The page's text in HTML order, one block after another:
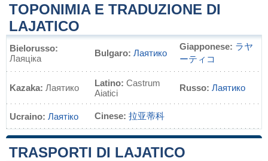
TOPONIMIA E TRADUZIONE DI
LAJATICO
Bielorusso:
Лаяціка
Bulgaro: Лаятико
Giapponese: ラヤ
ーティコ
Kazaka: Лаятико Latino: Castrum
Aiatici
Russo: Лаятико
Ucraino: Лаятіко Cinese: 拉亚蒂科
TRASPORTI DI LAJATICO